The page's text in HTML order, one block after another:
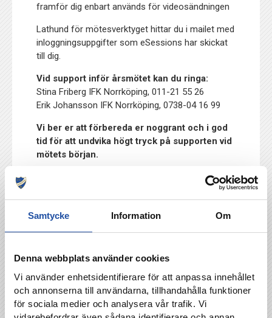
Samtycke Information Om
Denna webbplats använder cookies
Vi använder enhetsidentifierare för att anpassa innehållet
och annonserna till användarna, tillhandahålla funktioner
för sociala medier och analysera vår trafik. Vi
framför dig enbart används för videosändningen
Lathund för mötesverktyget hittar du i mailet med
inloggningsuppgifter som eSessions har skickat
till dig.
Vid support inför årsmötet kan du ringa:
Stina Friberg IFK Norrköping, 011-21 55 26
Erik Johansson IFK Norrköping, 0738-04 16 99
Vi ber er att förbereda er noggrant och i god
tid för att undvika högt tryck på supporten vid
mötets början.